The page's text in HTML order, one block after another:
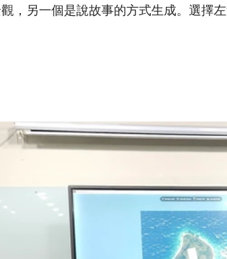
，另一個是說故事的方式生成。選擇